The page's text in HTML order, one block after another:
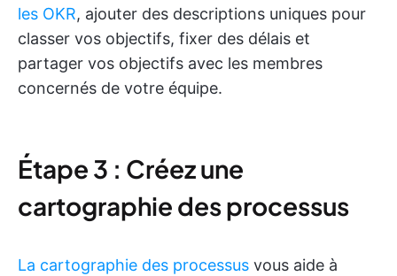
les OKR, ajouter des descriptions uniques pour
classer vos objectifs, fixer des délais et
partager vos objectifs avec les membres
concernés de votre équipe.
Étape 3 : Créez une
cartographie des processus
La cartographie des processus vous aide à